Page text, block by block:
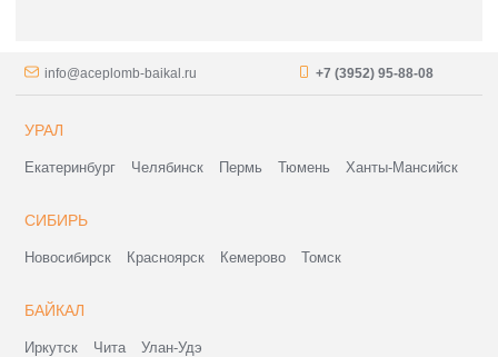
info@aceplomb-baikal.ru +7 (3952) 95-88-08
УРАЛ
Екатеринбург Челябинск Пермь Тюмень Ханты-Мансийск
СИБИРЬ
Новосибирск Красноярск Кемерово Томск
БАЙКАЛ
Иркутск Чита Улан-Удэ